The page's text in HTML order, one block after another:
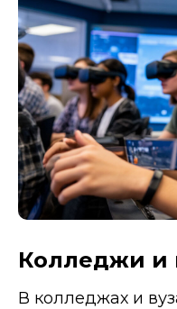
Колледжи и
В колледжах и